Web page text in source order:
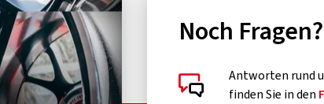
Noch Fragen?
Antworten rund
finden Sie in den